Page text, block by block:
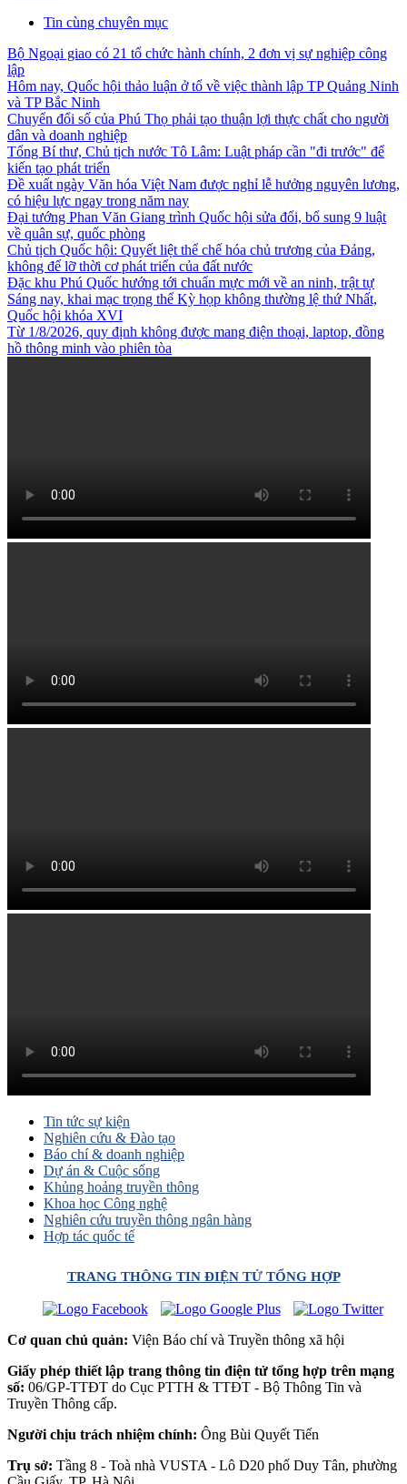
Tin cùng chuyên mục
Bộ Ngoại giao có 21 tổ chức hành chính, 2 đơn vị sự nghiệp công
lập
Hôm nay, Quốc hội thảo luận ở tổ về việc thành lập TP Quảng Ninh
và TP Bắc Ninh
Chuyển đổi số của Phú Thọ phải tạo thuận lợi thực chất cho người
dân và doanh nghiệp
Tổng Bí thư, Chủ tịch nước Tô Lâm: Luật pháp cần "đi trước" để
kiến tạo phát triển
Đề xuất ngày Văn hóa Việt Nam được nghỉ lễ hưởng nguyên lương,
có hiệu lực ngay trong năm nay
Đại tướng Phan Văn Giang trình Quốc hội sửa đổi, bổ sung 9 luật
về quân sự, quốc phòng
Chủ tịch Quốc hội: Quyết liệt thể chế hóa chủ trương của Đảng,
không để lỡ thời cơ phát triển của đất nước
Đặc khu Phú Quốc hướng tới chuẩn mực mới về an ninh, trật tự
Sáng nay, khai mạc trọng thể Kỳ họp không thường lệ thứ Nhất,
Quốc hội khóa XVI
Từ 1/8/2026, quy định không được mang điện thoại, laptop, đồng
hồ thông minh vào phiên tòa
Tin tức sự kiện
Nghiên cứu & Đào tạo
Báo chí & doanh nghiệp
Dự án & Cuộc sống
Khủng hoảng truyền thông
Khoa học Công nghệ
Nghiên cứu truyền thông ngân hàng
Hợp tác quốc tế
TRANG THÔNG TIN ĐIỆN TỬ TỔNG HỢP
Cơ quan chủ quản: Viện Báo chí và Truyền thông xã hội
Giấy phép thiết lập trang thông tin điện tử tổng hợp trên mạng
số: 06/GP-TTĐT do Cục PTTH & TTĐT - Bộ Thông Tin và
Truyền Thông cấp.
Người chịu trách nhiệm chính: Ông Bùi Quyết Tiến
Trụ sở: Tầng 8 - Toà nhà VUSTA - Lô D20 phố Duy Tân, phường